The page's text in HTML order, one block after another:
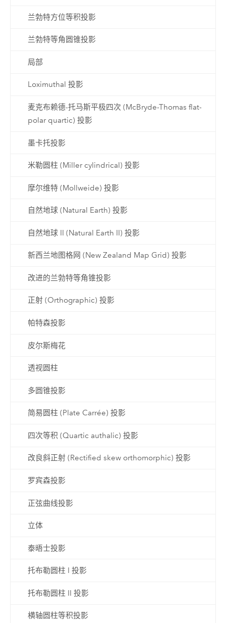
兰勃特方位等积投影
兰勃特等角圆锥投影
局部
Loximuthal 投影
麦克布赖德-托马斯平极四次 (McBryde-Thomas flat-
polar quartic) 投影
墨卡托投影
米勒圆柱 (Miller cylindrical) 投影
摩尔维特 (Mollweide) 投影
自然地球 (Natural Earth) 投影
自然地球 II (Natural Earth II) 投影
新西兰地图格网 (New Zealand Map Grid) 投影
改进的兰勃特等角锥投影
正射 (Orthographic) 投影
帕特森投影
皮尔斯梅花
透视圆柱
多圆锥投影
简易圆柱 (Plate Carrée) 投影
四次等积 (Quartic authalic) 投影
改良斜正射 (Rectified skew orthomorphic) 投影
罗宾森投影
正弦曲线投影
立体
泰晤士投影
托布勒圆柱 I 投影
托布勒圆柱 II 投影
横轴圆柱等积投影